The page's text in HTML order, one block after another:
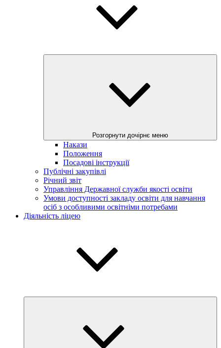
Розгорнути дочірнє меню
Накази
Положення
Посадові інструкції
Публічні закупівлі
Річний звіт
Управління Державної служби якості освіти
Умови доступності закладу освіти для навчання
осіб з особливими освітніми потребами
Діяльність ліцею